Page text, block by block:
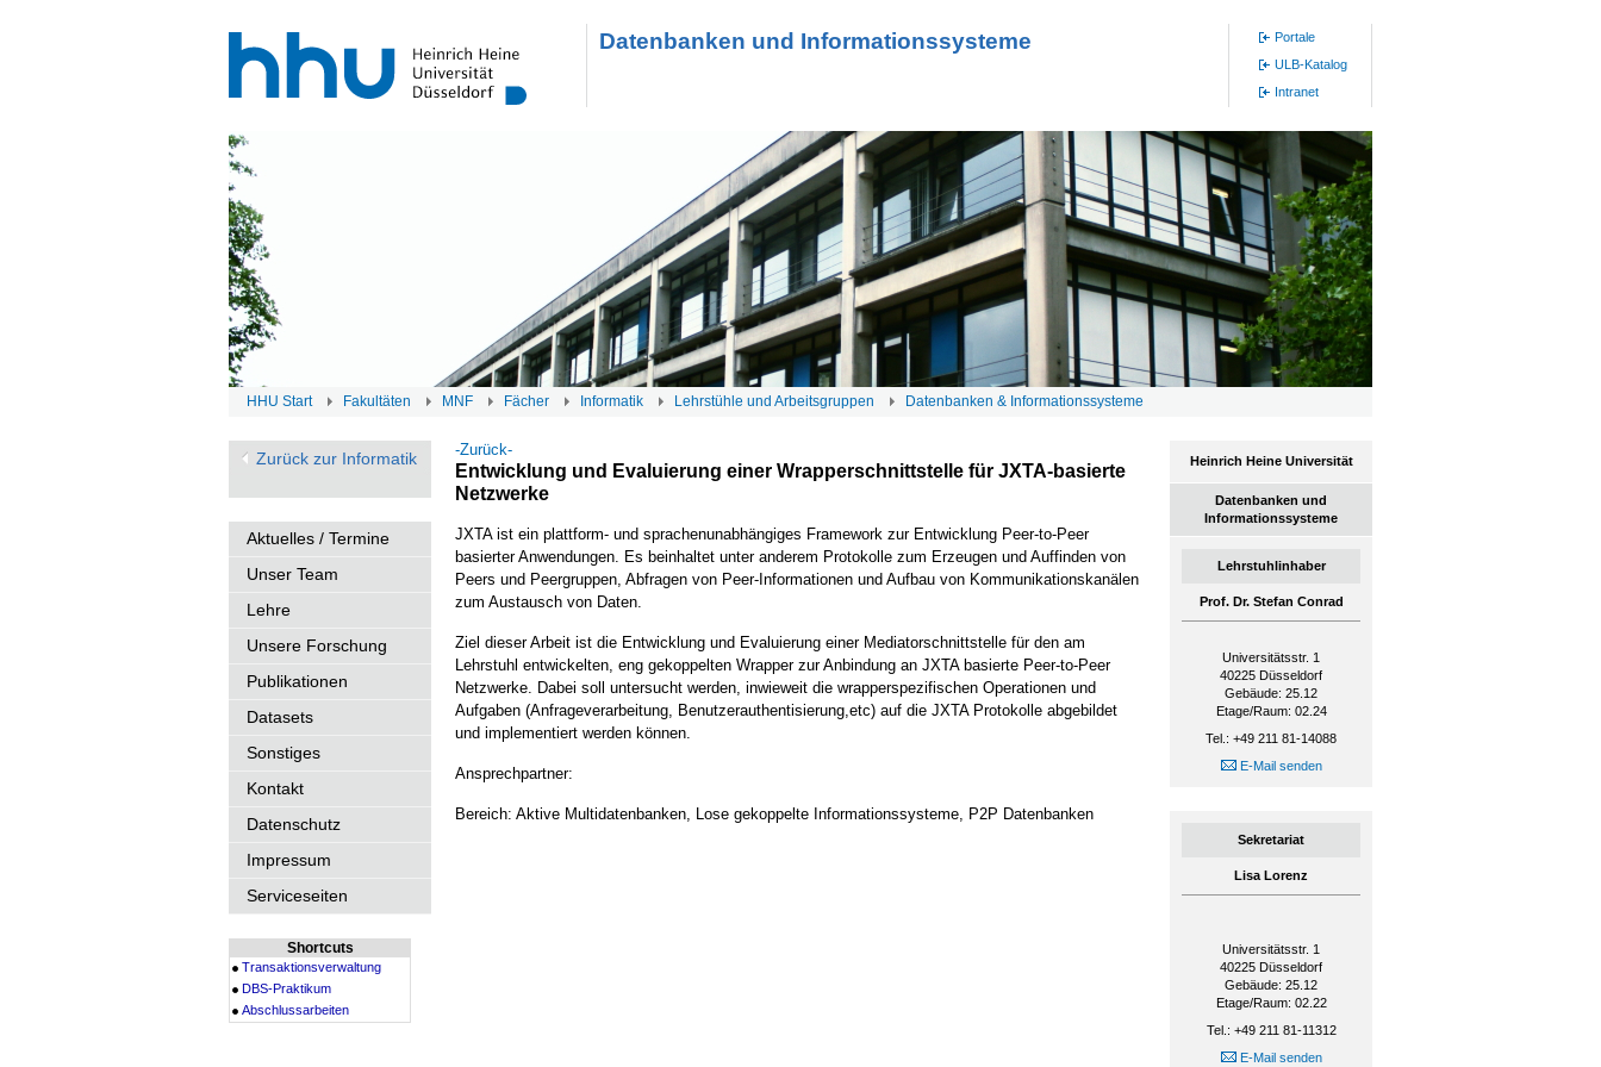
Datenbanken und Informationssysteme
Portale
ULB-Katalog
Intranet
HHU Start Fakultäten MNF Fächer Informatik Lehrstühle und Arbeitsgruppen Datenbanken & Informationssysteme
Zurück zur Informatik
Aktuelles / Termine
Unser Team
Lehre
Unsere Forschung
Publikationen
Datasets
Sonstiges
Kontakt
Datenschutz
Impressum
Serviceseiten
Shortcuts
Transaktionsverwaltung
DBS-Praktikum
Abschlussarbeiten
-Zurück-
Entwicklung und Evaluierung einer Wrapperschnittstelle für JXTA-basierte
Netzwerke
JXTA ist ein plattform- und sprachenunabhängiges Framework zur Entwicklung Peer-to-Peer
basierter Anwendungen. Es beinhaltet unter anderem Protokolle zum Erzeugen und Auffinden von
Peers und Peergruppen, Abfragen von Peer-Informationen und Aufbau von Kommunikationskanälen
zum Austausch von Daten.
Ziel dieser Arbeit ist die Entwicklung und Evaluierung einer Mediatorschnittstelle für den am
Lehrstuhl entwickelten, eng gekoppelten Wrapper zur Anbindung an JXTA basierte Peer-to-Peer
Netzwerke. Dabei soll untersucht werden, inwieweit die wrapperspezifischen Operationen und
Aufgaben (Anfrageverarbeitung, Benutzerauthentisierung,etc) auf die JXTA Protokolle abgebildet
und implementiert werden können.
Ansprechpartner:
Bereich: Aktive Multidatenbanken, Lose gekoppelte Informationssysteme, P2P Datenbanken
Heinrich Heine Universität
Datenbanken und
Informationssysteme
Lehrstuhlinhaber
Prof. Dr. Stefan Conrad
Universitätsstr. 1
40225 Düsseldorf
Gebäude: 25.12
Etage/Raum: 02.24
Tel.: +49 211 81-14088
E-Mail senden
Sekretariat
Lisa Lorenz
Universitätsstr. 1
40225 Düsseldorf
Gebäude: 25.12
Etage/Raum: 02.22
Tel.: +49 211 81-11312
E-Mail senden